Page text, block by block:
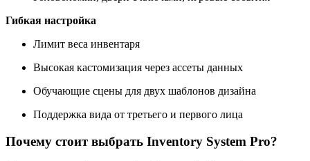
Гибкая настройка
Лимит веса инвентаря
Высокая кастомизация через ассеты данных
Обучающие сцены для двух шаблонов дизайна
Поддержка вида от третьего и первого лица
Почему стоит выбрать Inventory System Pro?